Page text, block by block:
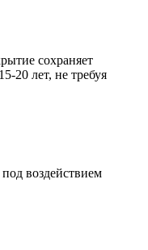
сохраняет
20 лет, не требуя
воздействием